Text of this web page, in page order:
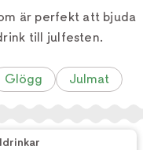
är perfekt att bjuda
till julfesten.
Glögg Julmat